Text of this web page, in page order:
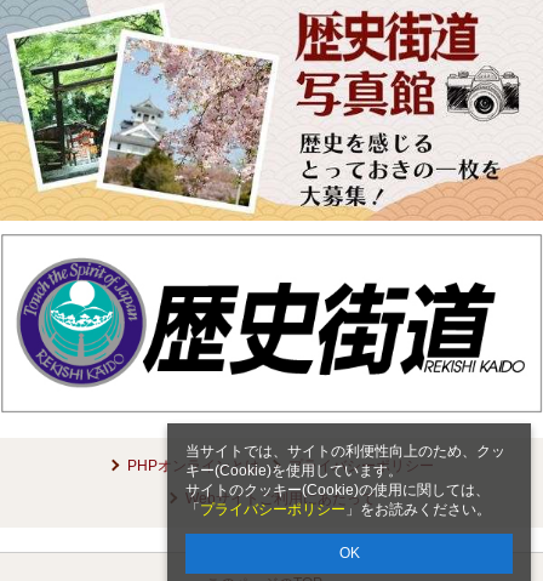
当サイトでは、サイトの利便性向上のため、クッ
キー(Cookie)を使用しています。
サイトのクッキー(Cookie)の使用に関しては、
「 プライバシーポリシー 」をお読みください。
OK
PHPオンラインとは
プライバシーポリシー
Webサイトご利用にあたって